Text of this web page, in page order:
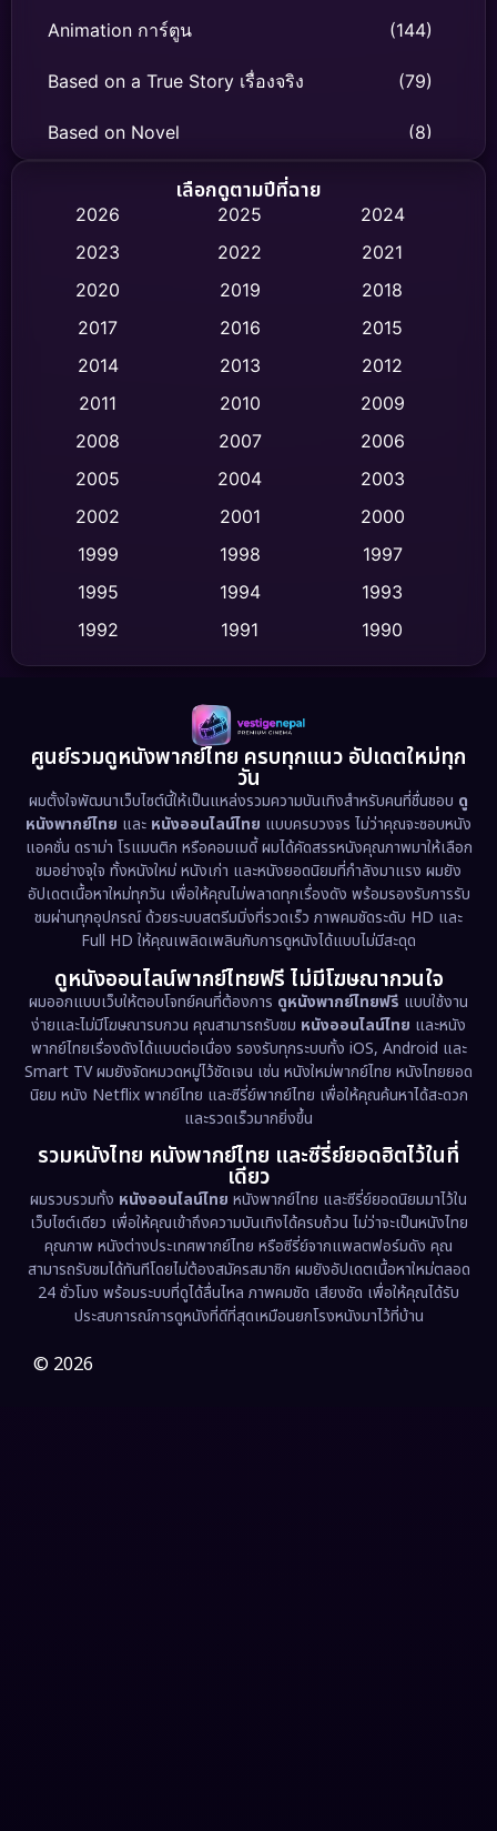
Animation การ์ตูน (144)
Based on a True Story เรื่องจริง (79)
Based on Novel (8)
Biography ชีวิตจริง
Classic หนังคลาสสิก (47)
Comedy ตลก (454)
Crime อาชญากรรม (532)
Cult Film
Dance เต้น (10)
Detective สืบสวน (62)
Disaster (13)
Disney+ (5)
Documentary สารคดี (94)
Drama ดราม่า (1,513)
Dystopian (17)
Emotional (61)
Epic มหากาพย์ (227)
Erotic (36)
Family ครอบครัว (375)
Fantasy จินตนาการ (338)
Fiction (9)
Film (57)
Gothic
เลือกดูตามปีที่ฉาย
2026 2025
2024
2023
2022
2021
2020
2019
2018
2017
2016
2015
2014
2013
2012
2011
2010
2009
2008
2007
2006
2005
2004
2003
2002
2001
2000
1999
1998
1997
1995
1994
1993
1992
1991
1990
1989
1988
1986
1983
1978
1974
1962
ศูนย์รวมดูหนังพากย์ไทย ครบทุกแนว อัปเดตใหม่ทุก
วัน
ผมตั้งใจพัฒนาเว็บไซต์นี้ให้เป็นแหล่งรวมความบันเทิงสำหรับคนที่ชื่นชอบ ดู
หนังพากย์ไทย และ หนังออนไลน์ไทย แบบครบวงจร ไม่ว่าคุณจะชอบหนัง
แอคชั่น ดราม่า โรแมนติก หรือคอมเมดี้ ผมได้คัดสรรหนังคุณภาพมาให้เลือก
ชมอย่างจุใจ ทั้งหนังใหม่ หนังเก่า และหนังยอดนิยมที่กำลังมาแรง ผมยัง
อัปเดตเนื้อหาใหม่ทุกวัน เพื่อให้คุณไม่พลาดทุกเรื่องดัง พร้อมรองรับการรับ
ชมผ่านทุกอุปกรณ์ ด้วยระบบสตรีมมิ่งที่รวดเร็ว ภาพคมชัดระดับ HD และ
Full HD ให้คุณเพลิดเพลินกับการดูหนังได้แบบไม่มีสะดุด
ดูหนังออนไลน์พากย์ไทยฟรี ไม่มีโฆษณากวนใจ
ผมออกแบบเว็บให้ตอบโจทย์คนที่ต้องการ ดูหนังพากย์ไทยฟรี แบบใช้งาน
ง่ายและไม่มีโฆษณารบกวน คุณสามารถรับชม หนังออนไลน์ไทย และหนัง
พากย์ไทยเรื่องดังได้แบบต่อเนื่อง รองรับทุกระบบทั้ง iOS, Android และ
Smart TV ผมยังจัดหมวดหมู่ไว้ชัดเจน เช่น หนังใหม่พากย์ไทย หนังไทยยอด
นิยม หนัง Netflix พากย์ไทย และซีรี่ย์พากย์ไทย เพื่อให้คุณค้นหาได้สะดวก
และรวดเร็วมากยิ่งขึ้น
รวมหนังไทย หนังพากย์ไทย และซีรี่ย์ยอดฮิตไว้ในที่
เดียว
ผมรวบรวมทั้ง หนังออนไลน์ไทย หนังพากย์ไทย และซีรี่ย์ยอดนิยมมาไว้ใน
เว็บไซต์เดียว เพื่อให้คุณเข้าถึงความบันเทิงได้ครบถ้วน ไม่ว่าจะเป็นหนังไทย
คุณภาพ หนังต่างประเทศพากย์ไทย หรือซีรี่ย์จากแพลตฟอร์มดัง คุณ
สามารถรับชมได้ทันทีโดยไม่ต้องสมัครสมาชิก ผมยังอัปเดตเนื้อหาใหม่ตลอด
24 ชั่วโมง พร้อมระบบที่ดูได้ลื่นไหล ภาพคมชัด เสียงชัด เพื่อให้คุณได้รับ
ประสบการณ์การดูหนังที่ดีที่สุดเหมือนยกโรงหนังมาไว้ที่บ้าน
© 2026